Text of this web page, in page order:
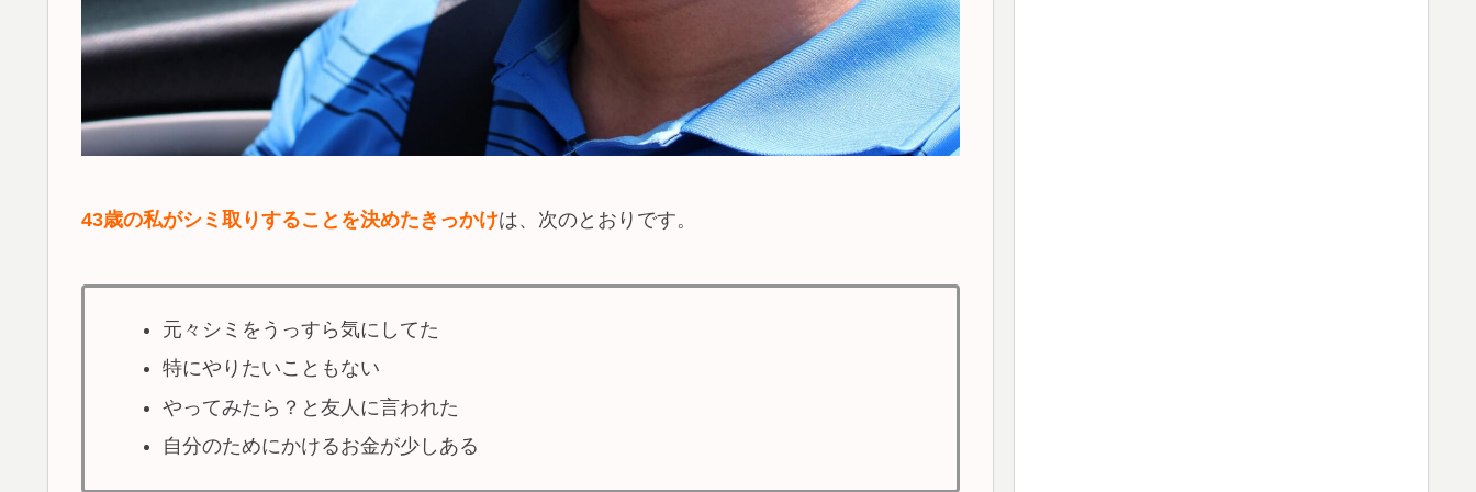
43歳の私がシミ取りすることを決めたきっかけは、次のとおりです。
元々シミをうっすら気にしてた
特にやりたいこともない
やってみたら？と友人に言われた
自分のためにかけるお金が少しある